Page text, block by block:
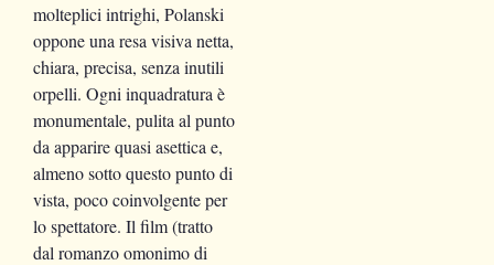
molteplici intrighi, Polanski
oppone una resa visiva netta,
chiara, precisa, senza inutili
orpelli. Ogni inquadratura è
monumentale, pulita al punto
da apparire quasi asettica e,
almeno sotto questo punto di
vista, poco coinvolgente per
lo spettatore. Il film (tratto
dal romanzo omonimo di